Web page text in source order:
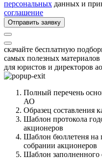
персональных данных и
соглашение
Отправить заявку
скачайте бесплатную
самых полезных
для юристов и директоров
Полный перечень
АО
Образец составления
Шаблон протокола
акционеров
Шаблон бюллетеня на
собрании акционеров
Шаблон